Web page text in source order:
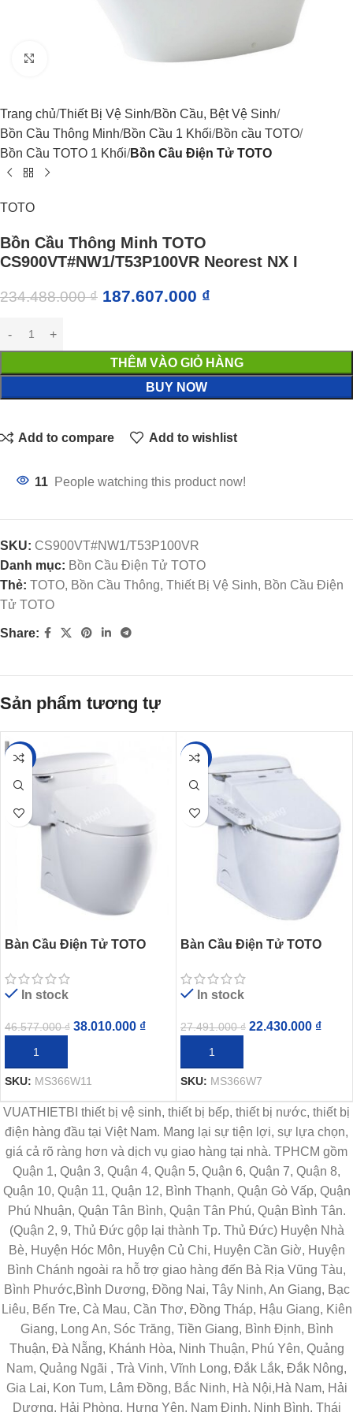
Trang chủ Thiết Bị Vệ Sinh Bồn Cầu, Bệt Vệ Sinh
Bồn Cầu Thông Minh Bồn Cầu 1 Khối Bồn cầu TOTO
Bồn Cầu TOTO 1 Khối Bồn Cầu Điện Tử TOTO
TOTO
Bồn Cầu Thông Minh TOTO
CS900VT#NW1/T53P100VR Neorest NX I
234.488.000₫ 187.607.000 ₫
THÊM VÀO GIỎ HÀNG
BUY NOW
Add to compare Add to wishlist
11 People watching this product now!
SKU: CS900VT#NW1/T53P100VR
Danh mục: Bồn Cầu Điện Tử TOTO
Thẻ: TOTO, Bồn Cầu Thông, Thiết Bị Vệ Sinh, Bồn Cầu Điện
Tử TOTO
Share:
Sản phẩm tương tự
-18%
Bàn Cầu Điện Tử TOTO
Mở
In stock
46.577.000₫ 38.010.000 ₫
THÊM VÀO GIỎ HÀNG
SKU: MS366W11
-18%
Bàn Cầu Điện Tử TOTO
In stock
27.491.000₫ 22.430.000 ₫
THÊM VÀO GIỎ HÀNG
SKU: MS366W7
VUATHIETBI thiết bị vệ sinh, thiết bị bếp, thiết bị nước, thiết bị
điện hàng đầu tại Việt Nam. Mang lại sự tiện lợi, sự lựa chọn,
giá cả rõ ràng hơn và dịch vụ giao hàng tại nhà. TPHCM gồm
Quận 1, Quận 3, Quận 4, Quận 5, Quận 6, Quận 7, Quận 8,
Quận 10, Quận 11, Quận 12, Bình Thạnh, Quận Gò Vấp, Quận
Phú Nhuận, Quận Tân Bình, Quận Tân Phú, Quận Bình Tân.
(Quận 2, 9, Thủ Đức gộp lại thành Tp. Thủ Đức) Huyện Nhà
Bè, Huyện Hóc Môn, Huyện Củ Chi, Huyện Cần Giờ, Huyện
Bình Chánh ngoài ra hỗ trợ giao hàng đến Bà Rịa Vũng Tàu,
Bình Phước,Bình Dương, Đồng Nai, Tây Ninh, An Giang, Bạc
Liêu, Bến Tre, Cà Mau, Cần Thơ, Đồng Tháp, Hậu Giang, Kiên
Giang, Long An, Sóc Trăng, Tiền Giang, Bình Định, Bình
Thuận, Đà Nẵng, Khánh Hòa, Ninh Thuận, Phú Yên, Quảng
Nam, Quảng Ngãi , Trà Vinh, Vĩnh Long, Đắk Lắk, Đắk Nông,
Gia Lai, Kon Tum, Lâm Đồng, Bắc Ninh, Hà Nội,Hà Nam, Hải
Dương, Hải Phòng, Hưng Yên, Nam Định, Ninh Bình, Thái